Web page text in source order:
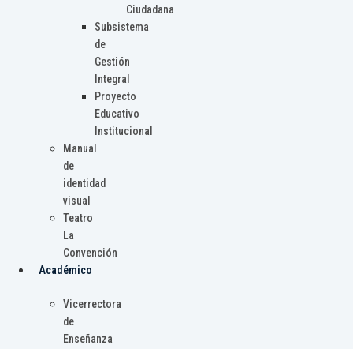
Ciudadana
Subsistema
de
Gestión
Integral
Proyecto
Educativo
Institucional
Manual
de
identidad
visual
Teatro
La
Convención
Académico
Vicerrectora
de
Enseñanza